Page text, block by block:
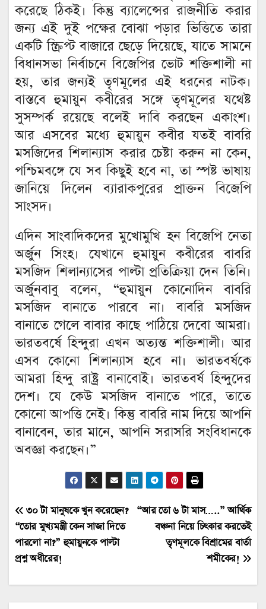
করেছে ঠিকই। কিন্তু ব্যালেন্সের রাজনীতি করার
জন্য এই দুই পক্ষের বোঝা পড়ার ভিত্তিতে তারা
একটি স্ক্রিপ্ট বাজারে ছেড়ে দিয়েছে, যাতে সামনে
বিধানসভা নির্বাচনে বিজেপির ভোট শক্তিশালী না
হয়, তার জন্যই তৃণমূলের এই ধরনের নাটক।
বাস্তবে হুমায়ুন কবীরের সঙ্গে তৃণমূলের যথেষ্ট
সুসম্পর্ক রয়েছে বলেই দাবি করছেন একাংশ।
আর এসবের মধ্যে হুমায়ুন কবীর যতই বাবরি
মসজিদের শিলান্যাস করার চেষ্টা করুন না কেন,
পশ্চিমবঙ্গে যে সব কিছুই হবে না, তা স্পষ্ট ভাষায়
জানিয়ে দিলেন ব্যারাকপুরের প্রাক্তন বিজেপি
সাংসদ।
এদিন সাংবাদিকদের মুখোমুখি হন বিজেপি নেতা
অর্জুন সিংহ। যেখানে হুমায়ুন কবীরের বাবরি
মসজিদ শিলান্যাসের পাল্টা প্রতিক্রিয়া দেন তিনি।
অর্জুনবাবু বলেন, “হুমায়ুন কোনোদিন বাবরি
মসজিদ বানাতে পারবে না। বাবরি মসজিদ
বানাতে গেলে বাবার কাছে পাঠিয়ে দেবো আমরা।
ভারতবর্ষে হিন্দুরা এখন অত্যন্ত শক্তিশালী। আর
এসব কোনো শিলান্যাস হবে না। ভারতবর্ষকে
আমরা হিন্দু রাষ্ট্র বানাবোই। ভারতবর্ষ হিন্দুদের
দেশ। যে কেউ মসজিদ বানাতে পারে, তাতে
কোনো আপত্তি নেই। কিন্তু বাবরি নাম দিয়ে আপনি
বানাবেন, তার মানে, আপনি সরাসরি সংবিধানকে
অবজ্ঞা করছেন।”
Post
navigation
“আর তো ৬ টা মাস…..” আর্থিক
বঞ্চনা নিয়ে চিৎকার করতেই
তৃণমূলকে বিশ্রামের বার্তা
শমীকের!
৩০ টা মানুষকে খুন করেছেন?
“তোর মুখ্যমন্ত্রী কেন সাজা দিতে
পারলো না?” হুমায়ুনকে পাল্টা
প্রশ্ন অধীরের!